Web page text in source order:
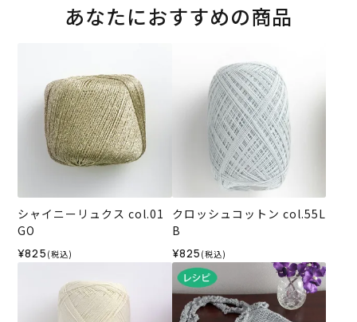
あなたにおすすめの商品
シャイニーリュクス col.01
GO
¥825 (税込)
クロッシュコットン col.55L
B
¥825 (税込)